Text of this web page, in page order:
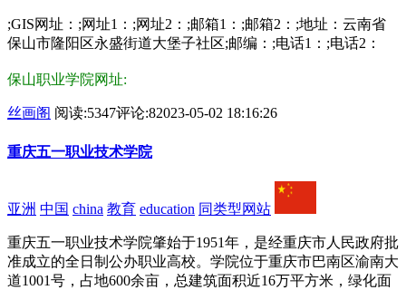
;GIS网址：;网址1：;网址2：;邮箱1：;邮箱2：;地址：云南省
保山市隆阳区永盛街道大堡子社区;邮编：;电话1：;电话2：
保山职业学院网址:
丝画阁 阅读:5347评论:82023-05-02 18:16:26
重庆五一职业技术学院
亚洲 中国 china 教育 education 同类型网站
重庆五一职业技术学院肇始于1951年，是经重庆市人民政府批
准成立的全日制公办职业高校。学院位于重庆市巴南区渝南大
道1001号，占地600余亩，总建筑面积近16万平方米，绿化面